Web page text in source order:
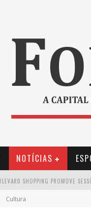
NOTÍCIAS
Cultura